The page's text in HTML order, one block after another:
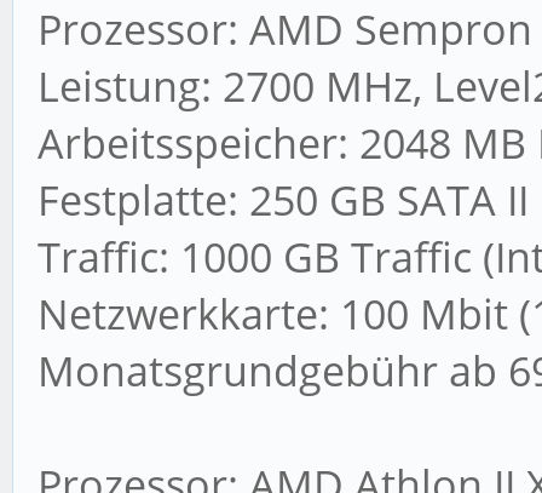
Prozessor: AMD
Leistung: 2700 MHz,
Arbeitsspeicher: 2048 MB
Festplatte: 250 GB SATA II
Traffic: 1000 GB Traffic
Netzwerkkarte: 100 Mbit
Monatsgrundgebühr ab